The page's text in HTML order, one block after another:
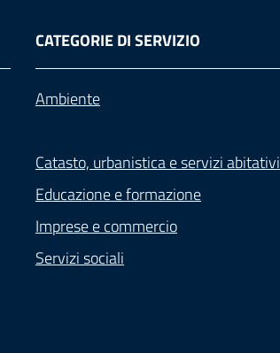
CATEGORIE DI SERVIZIO
Ambiente
Catasto, urbanistica e servizi abitativi
Educazione e formazione
Imprese e commercio
Servizi sociali